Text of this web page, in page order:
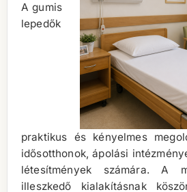
A gumis
lepedők
praktikus és kényelmes
idősotthonok, ápolási
létesítmények számára. A
illeszkedő kialakításnak